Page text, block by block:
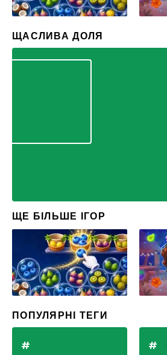
ЩАСЛИВА ДОЛЯ
ЩЕ БІЛЬШЕ ІГОР
ПОПУЛЯРНІ ТЕГИ